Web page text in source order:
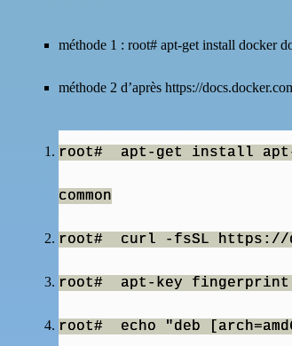
méthode 1 : root# apt-get install docker
méthode 2 d’après https://
root# apt-get install apt-
common
root# curl -fsSL https://
root# apt-key fingerprint
root# echo "deb